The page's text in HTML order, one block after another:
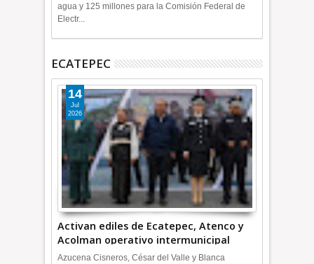
agua y 125 millones para la Comisión Federal de
Electr...
ECATEPEC
Activan ediles de Ecatepec, Atenco y
Acolman operativo intermunicipal
14
Jul
2026
Azucena Cisneros, César del Valle y Blanca